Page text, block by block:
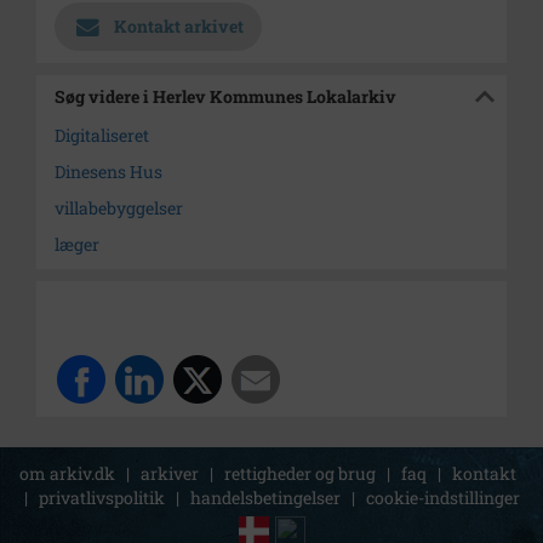
Kontakt arkivet
Søg videre i Herlev Kommunes Lokalarkiv
Digitaliseret
Dinesens Hus
villabebyggelser
læger
om arkiv.dk | arkiver | rettigheder og brug | faq | kontakt
| privatlivspolitik | handelsbetingelser | cookie-indstillinger